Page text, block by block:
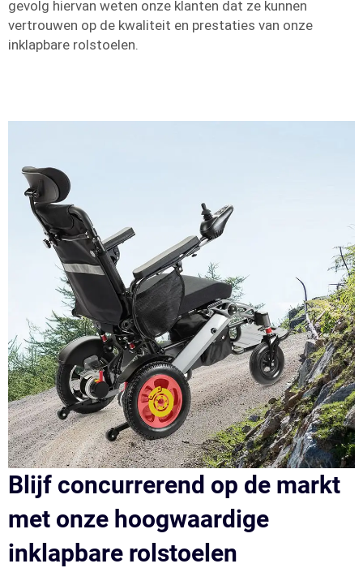
gevolg hiervan weten onze klanten dat ze kunnen
vertrouwen op de kwaliteit en prestaties van onze
inklapbare rolstoelen.
Blijf concurrerend op de markt
met onze hoogwaardige
inklapbare rolstoelen